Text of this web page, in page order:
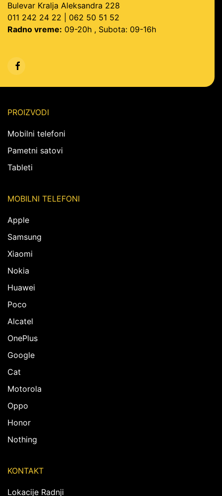
Bulevar Kralja Aleksandra 228
011 242 24 22 | 062 50 51 52
Radno vreme: 09-20h , Subota: 09-16h
PROIZVODI
Mobilni telefoni
Pametni satovi
Tableti
MOBILNI TELEFONI
Apple
Samsung
Xiaomi
Nokia
Huawei
Poco
Alcatel
OnePlus
Google
Cat
Motorola
Oppo
Honor
Nothing
KONTAKT
Lokacije Radnji